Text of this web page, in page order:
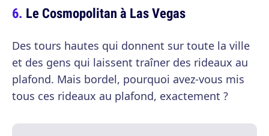
Le Cosmopolitan à Las Vegas
Des tours hautes qui donnent sur toute la ville
et des gens qui laissent traîner des rideaux au
plafond. Mais bordel, pourquoi avez-vous mis
tous ces rideaux au plafond, exactement ?